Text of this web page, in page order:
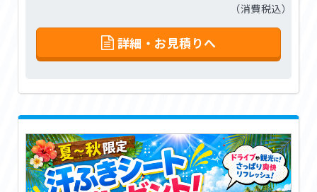
（消費税込）
詳細・お見積りへ